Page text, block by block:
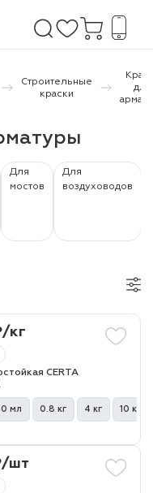
Строительные
краски
для
Для
мостов
Для
воздуховодов
кг
CERTA
мл 0.8 кг 4 кг 10 кг
шт